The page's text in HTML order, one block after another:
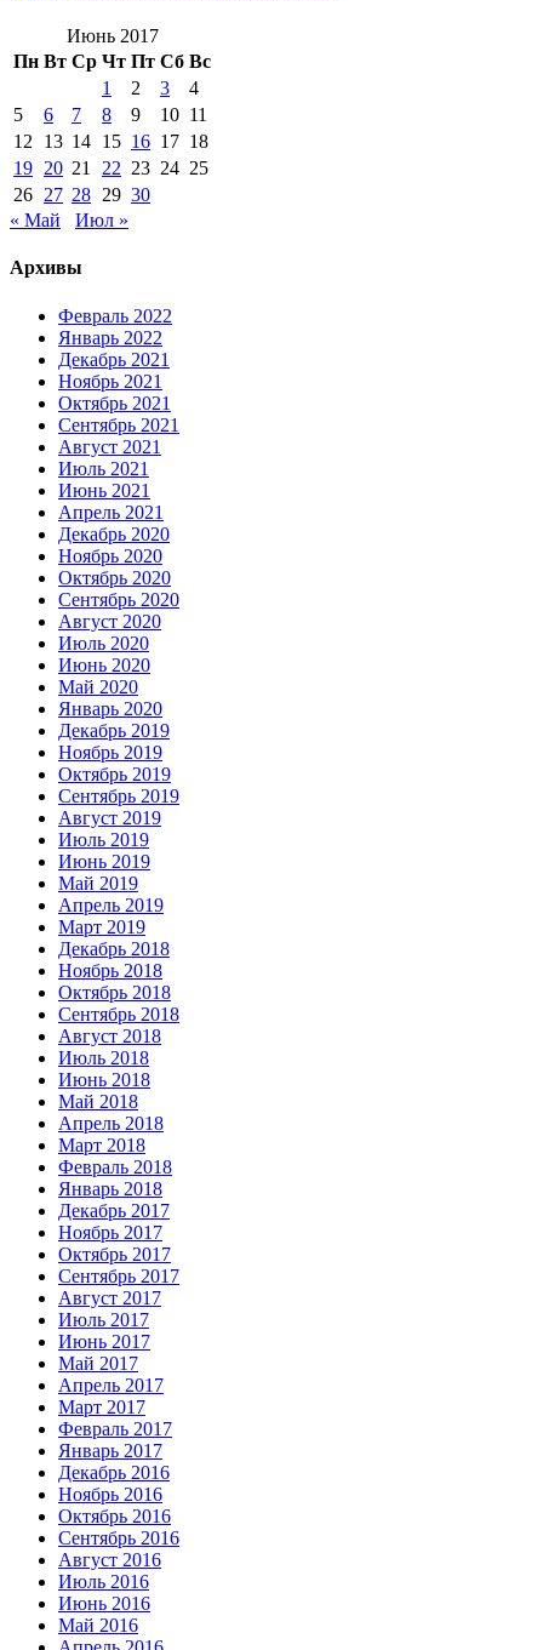
Июнь 2017
Пн Вт Ср Чт Пт Сб Вс
1
2 3
4
5
6 7 8 9 10 11
12
13 14 15 16 17 18
19 20 21 22 23 24 25
26 27 28 29 30
« Май
Июл »
Архивы
Февраль 2022
Январь 2022
Декабрь 2021
Ноябрь 2021
Октябрь 2021
Сентябрь 2021
Август 2021
Июль 2021
Июнь 2021
Апрель 2021
Декабрь 2020
Ноябрь 2020
Октябрь 2020
Сентябрь 2020
Август 2020
Июль 2020
Июнь 2020
Май 2020
Январь 2020
Декабрь 2019
Ноябрь 2019
Октябрь 2019
Сентябрь 2019
Август 2019
Июль 2019
Июнь 2019
Май 2019
Апрель 2019
Март 2019
Декабрь 2018
Ноябрь 2018
Октябрь 2018
Сентябрь 2018
Август 2018
Июль 2018
Июнь 2018
Май 2018
Апрель 2018
Март 2018
Февраль 2018
Январь 2018
Декабрь 2017
Ноябрь 2017
Октябрь 2017
Сентябрь 2017
Август 2017
Июль 2017
Июнь 2017
Май 2017
Апрель 2017
Март 2017
Февраль 2017
Январь 2017
Декабрь 2016
Ноябрь 2016
Октябрь 2016
Сентябрь 2016
Август 2016
Июль 2016
Июнь 2016
Май 2016